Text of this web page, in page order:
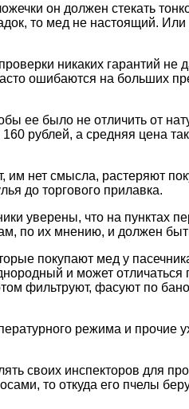
он должен стекать
то мед не настоящий.
никаких гарантий не
ошибаются на больших
было не отличить от
рублей, а средняя цена
им нет смысла, растеряют
до торгового прилавка.
уверены, что на пунктах
по их мнению, и должен
покупают мед у
и может
фильтруют, фасуют по
режима и прочие
своих инспекторов для
то откуда его пчелы